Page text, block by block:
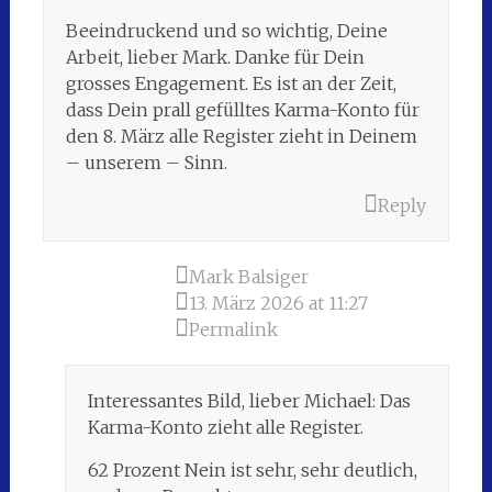
Beeindruckend und so wichtig, Deine
Arbeit, lieber Mark. Danke für Dein
grosses Engagement. Es ist an der Zeit,
dass Dein prall gefülltes Karma-Konto für
den 8. März alle Register zieht in Deinem
– unserem – Sinn.
Reply
Mark Balsiger
13. März 2026 at 11:27
Permalink
Interessantes Bild, lieber Michael: Das
Karma-Konto zieht alle Register.
62 Prozent Nein ist sehr, sehr deutlich,